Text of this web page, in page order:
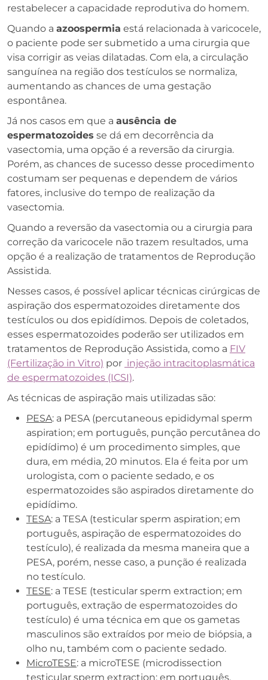
restabelecer a capacidade reprodutiva do homem.
Quando a azoospermia está relacionada à varicocele,
o paciente pode ser submetido a uma cirurgia que
visa corrigir as veias dilatadas. Com ela, a circulação
sanguínea na região dos testículos se normaliza,
aumentando as chances de uma gestação
espontânea.
Já nos casos em que a ausência de
espermatozoides se dá em decorrência da
vasectomia, uma opção é a reversão da cirurgia.
Porém, as chances de sucesso desse procedimento
costumam ser pequenas e dependem de vários
fatores, inclusive do tempo de realização da
vasectomia.
Quando a reversão da vasectomia ou a cirurgia para
correção da varicocele não trazem resultados, uma
opção é a realização de tratamentos de Reprodução
Assistida.
Nesses casos, é possível aplicar técnicas cirúrgicas de
aspiração dos espermatozoides diretamente dos
testículos ou dos epidídimos. Depois de coletados,
esses espermatozoides poderão ser utilizados em
tratamentos de Reprodução Assistida, como a FIV
(Fertilização in Vitro) por injeção intracitoplasmática
de espermatozoides (ICSI).
As técnicas de aspiração mais utilizadas são:
PESA: a PESA (percutaneous epididymal sperm
aspiration; em português, punção percutânea do
epidídimo) é um procedimento simples, que
dura, em média, 20 minutos. Ela é feita por um
urologista, com o paciente sedado, e os
espermatozoides são aspirados diretamente do
epidídimo.
TESA: a TESA (testicular sperm aspiration; em
português, aspiração de espermatozoides do
testículo), é realizada da mesma maneira que a
PESA, porém, nesse caso, a punção é realizada
no testículo.
TESE: a TESE (testicular sperm extraction; em
português, extração de espermatozoides do
testículo) é uma técnica em que os gametas
masculinos são extraídos por meio de biópsia, a
olho nu, também com o paciente sedado.
MicroTESE: a microTESE (microdissection
testicular sperm extraction; em português,